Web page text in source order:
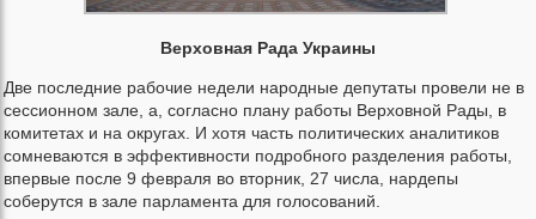
Верховная Рада Украины
Две последние рабочие недели народные депутаты провели не в
сессионном зале, а, согласно плану работы Верховной Рады, в
комитетах и на округах. И хотя часть политических аналитиков
сомневаются в эффективности подробного разделения работы,
впервые после 9 февраля во вторник, 27 числа, нардепы
соберутся в зале парламента для голосований.